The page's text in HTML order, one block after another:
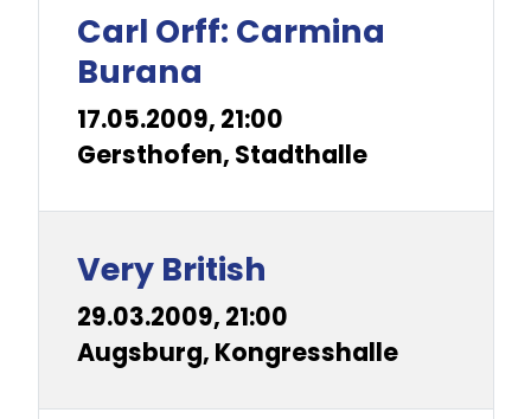
Carl Orff: Carmina
Burana
17.05.2009, 21:00
Gersthofen, Stadthalle
Very British
29.03.2009, 21:00
Augsburg, Kongresshalle